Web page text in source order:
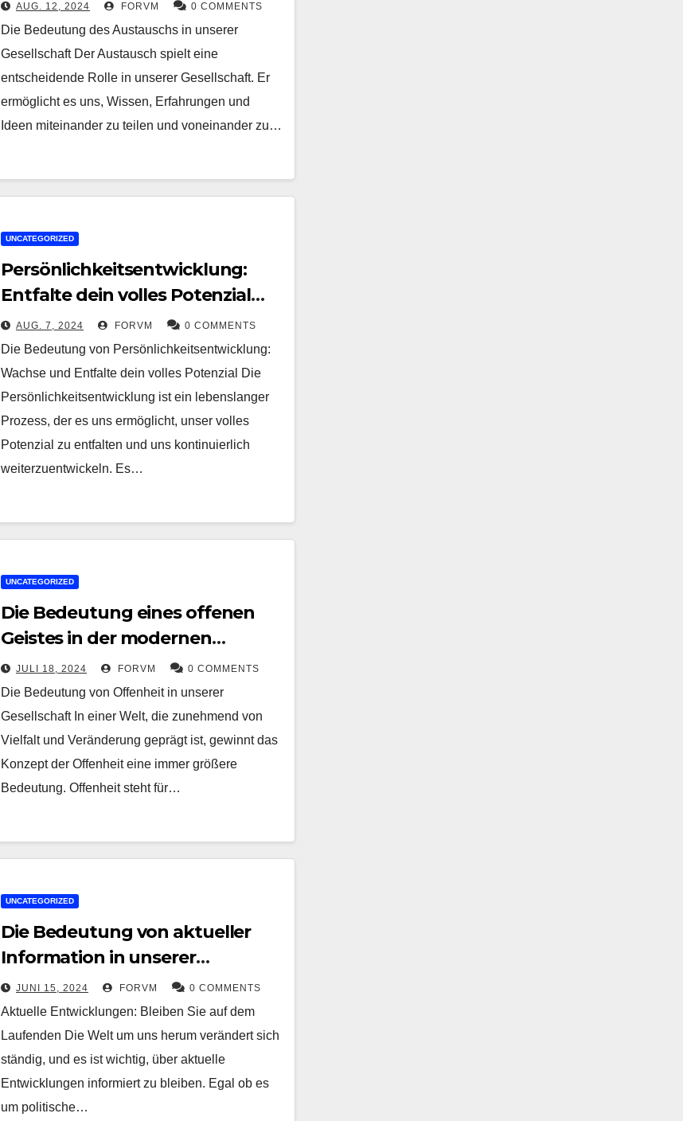
AUG. 12, 2024 FORVM 0 COMMENTS
Die Bedeutung des Austauschs in unserer
Gesellschaft Der Austausch spielt eine
entscheidende Rolle in unserer Gesellschaft. Er
ermöglicht es uns, Wissen, Erfahrungen und
Ideen miteinander zu teilen und voneinander zu…
UNCATEGORIZED
Persönlichkeitsentwicklung:
Entfalte dein volles Potenzial
und erreiche persönliches
Wachstum
AUG. 7, 2024 FORVM 0 COMMENTS
Die Bedeutung von Persönlichkeitsentwicklung:
Wachse und Entfalte dein volles Potenzial Die
Persönlichkeitsentwicklung ist ein lebenslanger
Prozess, der es uns ermöglicht, unser volles
Potenzial zu entfalten und uns kontinuierlich
weiterzuentwickeln. Es…
UNCATEGORIZED
Die Bedeutung eines offenen
Geistes in der modernen
Gesellschaft
JULI 18, 2024 FORVM 0 COMMENTS
Die Bedeutung von Offenheit in unserer
Gesellschaft In einer Welt, die zunehmend von
Vielfalt und Veränderung geprägt ist, gewinnt das
Konzept der Offenheit eine immer größere
Bedeutung. Offenheit steht für…
UNCATEGORIZED
Die Bedeutung von aktueller
Information in unserer
schnelllebigen Welt
JUNI 15, 2024 FORVM 0 COMMENTS
Aktuelle Entwicklungen: Bleiben Sie auf dem
Laufenden Die Welt um uns herum verändert sich
ständig, und es ist wichtig, über aktuelle
Entwicklungen informiert zu bleiben. Egal ob es
um politische…